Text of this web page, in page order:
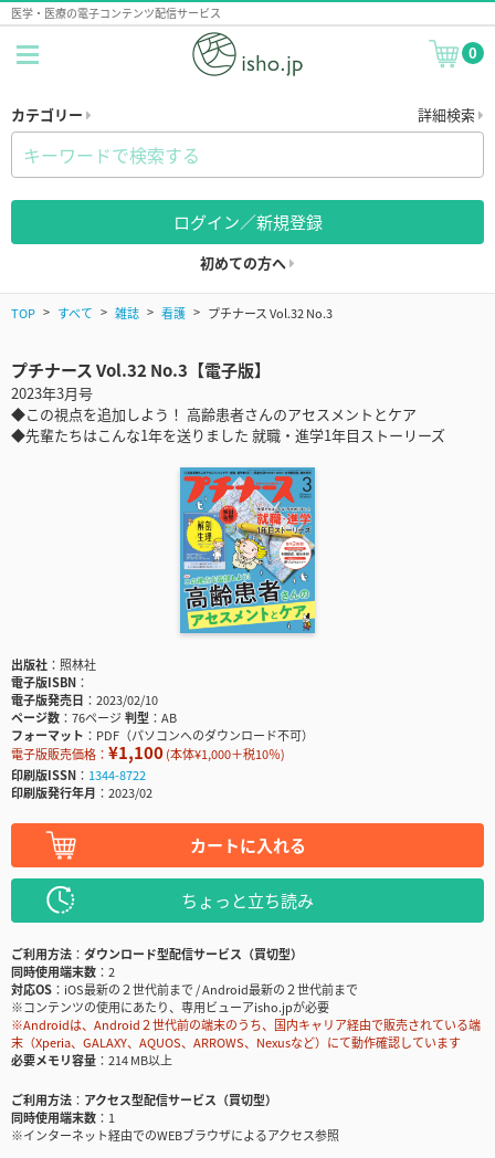
医学・医療の電子コンテンツ配信サービス
0
カテゴリー 詳細検索
ログイン／新規登録
初めての方へ
TOP すべて 雑誌 看護 プチナース Vol.32 No.3
プチナース Vol.32 No.3【電子版】
2023年3月号
◆この視点を追加しよう！ 高齢患者さんのアセスメントとケア
◆先輩たちはこんな1年を送りました 就職・進学1年目ストーリーズ
出版社
照林社
電子版ISBN
電子版発売日
2023/02/10
ページ数
76ページ判型
AB
フォーマット
PDF（パソコンへのダウンロード不可）
電子版販売価格： ¥1,100(本体¥1,000＋税10％)
印刷版ISSN
1344-8722
印刷版発行年月
2023/02
カートに入れる
ちょっと立ち読み
ご利用方法
ダウンロード型配信サービス（買切型）
同時使用端末数
2
対応OS
iOS最新の２世代前まで / Android最新の２世代前まで
※コンテンツの使用にあたり、専用ビューアisho.jpが必要
※Androidは、Android２世代前の端末のうち、国内キャリア経由で販売されている端
末（Xperia、GALAXY、AQUOS、ARROWS、Nexusなど）にて動作確認しています
必要メモリ容量
214 MB以上
ご利用方法
アクセス型配信サービス（買切型）
同時使用端末数
1
※インターネット経由でのWEBブラウザによるアクセス参照